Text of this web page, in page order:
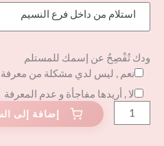
استلام من داخل فرع النسيم
ودك تُفْصِحُ عن إسمك للمستلم
نعم , ليس لدي مشكلة من معرفة
لا , أريدها مفاجأة و عدم المعرفة